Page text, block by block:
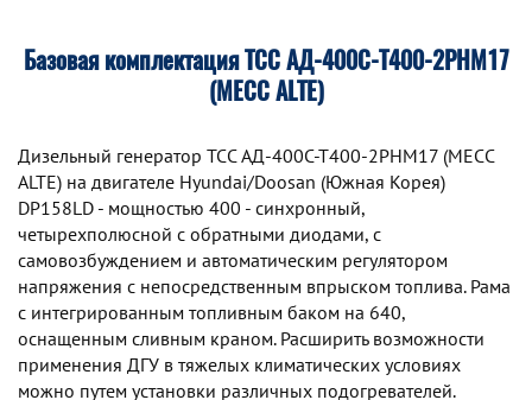
Базовая комплектация ТСС АД-400С-Т400-2РНМ17
(MECC ALTE)
Дизельный генератор TCC АД-400С-Т400-2РНМ17 (MECC
ALTE) на двигателе Hyundai/Doosan (Южная Корея)
DP158LD - мощностью 400 - синхронный,
четырехполюсной с обратными диодами, с
самовозбуждением и автоматическим регулятором
напряжения с непосредственным впрыском топлива. Рама
с интегрированным топливным баком на 640,
оснащенным сливным краном. Расширить возможности
применения ДГУ в тяжелых климатических условиях
можно путем установки различных подогревателей.